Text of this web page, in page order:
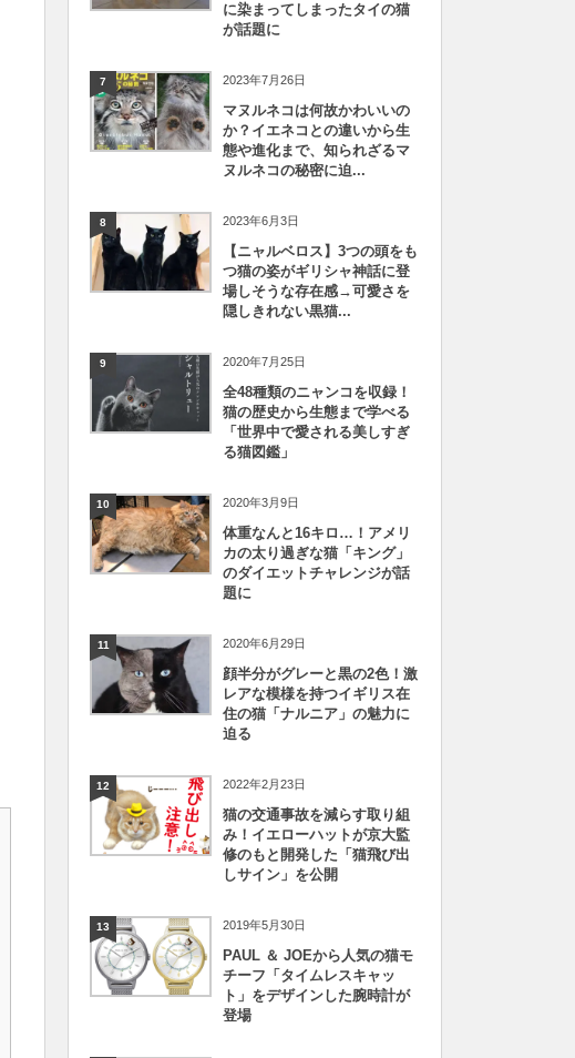
に染まってしまったタイの猫
が話題に
7 2023年7月26日
マヌルネコは何故かわいいの
か？イエネコとの違いから生
態や進化まで、知られざるマ
ヌルネコの秘密に迫...
8 2023年6月3日
【ニャルベロス】3つの頭をも
つ猫の姿がギリシャ神話に登
場しそうな存在感→可愛さを
隠しきれない黒猫...
9 2020年7月25日
全48種類のニャンコを収録！
猫の歴史から生態まで学べる
「世界中で愛される美しすぎ
る猫図鑑」
10 2020年3月9日
体重なんと16キロ…！アメリ
カの太り過ぎな猫「キング」
のダイエットチャレンジが話
題に
11 2020年6月29日
顔半分がグレーと黒の2色！激
レアな模様を持つイギリス在
住の猫「ナルニア」の魅力に
迫る
12 2022年2月23日
猫の交通事故を減らす取り組
み！イエローハットが京大監
修のもと開発した「猫飛び出
しサイン」を公開
13 2019年5月30日
PAUL ＆ JOEから人気の猫モ
チーフ「タイムレスキャッ
ト」をデザインした腕時計が
登場